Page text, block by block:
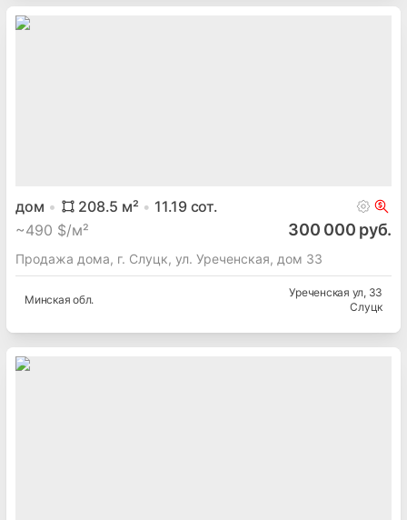
дом 208.5 м² 11.19сот.
~490 $/м² 300 000 руб.
Продажа дома, г. Слуцк, ул. Уреченская, дом 33
Минская обл.
Уреченская ул, 33
Слуцк